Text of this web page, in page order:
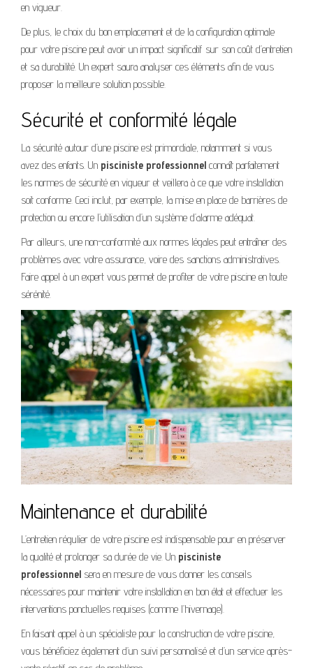
en vigueur.
De plus, le choix du bon emplacement et de la configuration optimale
pour votre piscine peut avoir un impact significatif sur son coût d’entretien
et sa durabilité. Un expert saura analyser ces éléments afin de vous
proposer la meilleure solution possible.
Sécurité et conformité légale
La sécurité autour d’une piscine est primordiale, notamment si vous
avez des enfants. Un pisciniste professionnel connaît parfaitement
les normes de sécurité en vigueur et veillera à ce que votre installation
soit conforme. Ceci inclut, par exemple, la mise en place de barrières de
protection ou encore l’utilisation d’un système d’alarme adéquat.
Par ailleurs, une non-conformité aux normes légales peut entraîner des
problèmes avec votre assurance, voire des sanctions administratives.
Faire appel à un expert vous permet de profiter de votre piscine en toute
sérénité.
Maintenance et durabilité
L’entretien régulier de votre piscine est indispensable pour en préserver
la qualité et prolonger sa durée de vie. Un pisciniste
professionnel sera en mesure de vous donner les conseils
nécessaires pour maintenir votre installation en bon état et effectuer les
interventions ponctuelles requises (comme l’hivernage).
En faisant appel à un spécialiste pour la construction de votre piscine,
vous bénéficiez également d’un suivi personnalisé et d’un service après-